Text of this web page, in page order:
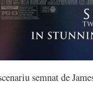
semnat de